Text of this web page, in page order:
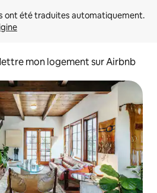
mon logement sur Airbnb